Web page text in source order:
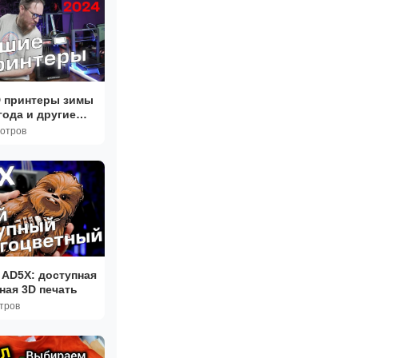
принтеры зимы
и другие
доступная
3D печать